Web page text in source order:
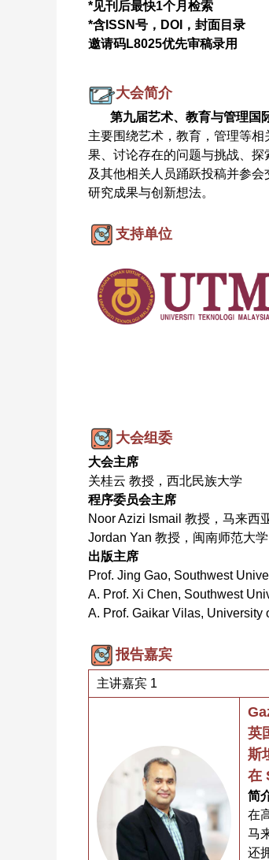
*见刊后最快1个月检索
*含ISSN号，DOI，封面目录
邀请码L8025优先审稿录用
大会简介
第九届艺术、教育与管理国
主要围绕艺术，教育，管理等
果、讨论存在的问题与挑战、
及其他相关人员踊跃投稿并参
研究成果与创新想法。
支持单位
大会组委
大会主席
关桂云 教授，西北民族大学
程序委员会主席
Noor Azizi Ismail 教授，马来西
Jordan Yan 教授，闽南师范大学
出版主席
Prof. Jing Gao, Southwest
A. Prof. Xi Chen, Southwest
A. Prof. Gaikar Vilas, University
报告嘉宾
主讲嘉宾 1
英
斯
在
简
在
马
还